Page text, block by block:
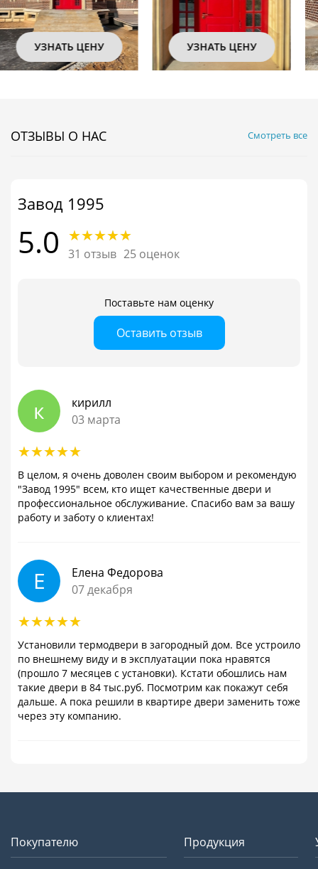
УЗНАТЬ ЦЕНУ УЗНАТЬ ЦЕНУ
ОТЗЫВЫ О НАС Смотреть все
Завод 1995
5.0 31 отзыв 25 оценок
Поставьте нам оценку
Оставить отзыв
к
кирилл
03 марта
В целом, я очень доволен своим выбором и рекомендую
"Завод 1995" всем, кто ищет качественные двери и
профессиональное обслуживание. Спасибо вам за вашу
работу и заботу о клиентах!
Е
Елена Федорова
07 декабря
Установили термодвери в загородный дом. Все устроило
по внешнему виду и в эксплуатации пока нравятся
(прошло 7 месяцев с установки). Кстати обошлись нам
такие двери в 84 тыс.руб. Посмотрим как покажут себя
дальше. А пока решили в квартире двери заменить тоже
через эту компанию.
Покупателю Продукция